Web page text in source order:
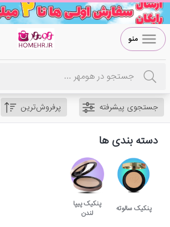
منو
جستجوی پیشرفته پرفروش‌ترین
دسته بندی ها
پنکیک سالوته
پنکیک پیپا
لندن